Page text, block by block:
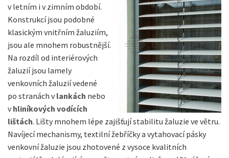
v letním i v zimním období.
Konstrukcí jsou podobné
klasickým vnitřním žaluziím,
jsou ale mnohem robustnější.
Na rozdíl od interiérových
žaluzií jsou lamely
venkovních žaluzií vedené
po stranách vlankách nebo
vhliníkových vodících
lištách. Lišty mnohem lépe zajišťují stabilitu žaluzie ve větru.
Navíjecí mechanismy, textilní žebříčky a vytahovací pásky
venkovní žaluzie jsou zhotovené z vysoce kvalitních